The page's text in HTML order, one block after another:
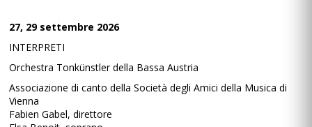
27, 29 settembre 2026
INTERPRETI
Orchestra Tonkünstler della Bassa Austria
Associazione di canto della Società degli Amici della Musica di
Vienna
Fabien Gabel, direttore